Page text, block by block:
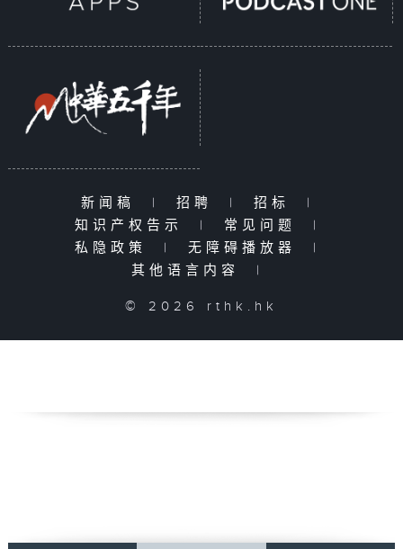
新闻稿 | 招聘 | 招标
|
知识产权告示
| 常见问题
|
私隐政策
| 无障碍播放器
|
其他语言内容
|
© 2026 rthk.hk